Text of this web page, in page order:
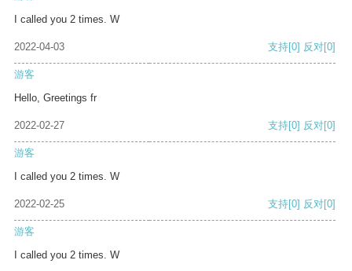
I called you 2 times. W
2022-04-03 支持[0] 反对[0]
游客
Hello, Greetings fr
2022-02-27 支持[0] 反对[0]
游客
I called you 2 times. W
2022-02-25 支持[0] 反对[0]
游客
I called you 2 times. W